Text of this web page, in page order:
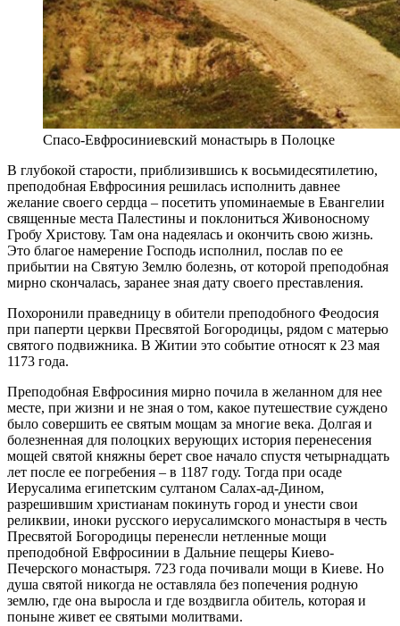
Спасо-Евфросиниевский монастырь в Полоцке
В глубокой старости, приблизившись к восьмидесятилетию,
преподобная Евфросиния решилась исполнить давнее
желание своего сердца – посетить упоминаемые в Евангелии
священные места Палестины и поклониться Живоносному
Гробу Христову. Там она надеялась и окончить свою жизнь.
Это благое намерение Господь исполнил, послав по ее
прибытии на Святую Землю болезнь, от которой преподобная
мирно скончалась, заранее зная дату своего преставления.
Похоронили праведницу в обители преподобного Феодосия
при паперти церкви Пресвятой Богородицы, рядом с матерью
святого подвижника. В Житии это событие относят к 23 мая
1173 года.
Преподобная Евфросиния мирно почила в желанном для нее
месте, при жизни и не зная о том, какое путешествие суждено
было совершить ее святым мощам за многие века. Долгая и
болезненная для полоцких верующих история перенесения
мощей святой княжны берет свое начало спустя четырнадцать
лет после ее погребения – в 1187 году. Тогда при осаде
Иерусалима египетским султаном Салах-ад-Дином,
разрешившим христианам покинуть город и унести свои
реликвии, иноки русского иерусалимского монастыря в честь
Пресвятой Богородицы перенесли нетленные мощи
преподобной Евфросинии в Дальние пещеры Киево-
Печерского монастыря. 723 года почивали мощи в Киеве. Но
душа святой никогда не оставляла без попечения родную
землю, где она выросла и где воздвигла обитель, которая и
поныне живет ее святыми молитвами.